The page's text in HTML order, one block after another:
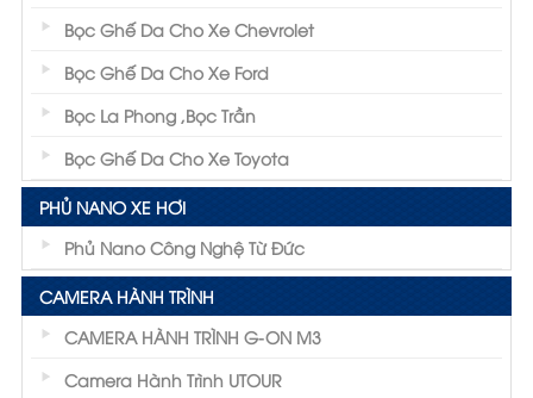
Bọc Ghế Da Cho Xe Chevrolet
Bọc Ghế Da Cho Xe Ford
Bọc La Phong ,Bọc Trần
Bọc Ghế Da Cho Xe Toyota
PHỦ NANO XE HƠI
Phủ Nano Công Nghệ Từ Đức
CAMERA HÀNH TRÌNH
CAMERA HÀNH TRÌNH G-ON M3
Camera Hành Trình UTOUR